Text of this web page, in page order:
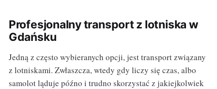
Profesjonalny transport z lotniska w
Gdańsku
Jedną z często wybieranych opcji, jest transport związany
z lotniskami. Zwłaszcza, wtedy gdy liczy się czas, albo
samolot ląduje późno i trudno skorzystać z jakiejkolwiek